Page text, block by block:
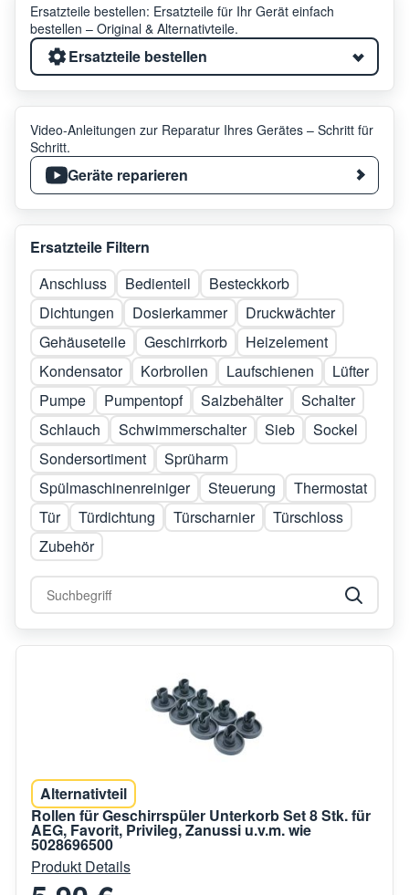
Ersatzteile bestellen: Ersatzteile für Ihr Gerät einfach
bestellen – Original & Alternativteile.
Ersatzteile bestellen
Video-Anleitungen zur Reparatur Ihres Gerätes – Schritt für
Schritt.
Geräte reparieren
Ersatzteile Filtern
Anschluss
Bedienteil
Besteckkorb
Dichtungen
Dosierkammer
Druckwächter
Gehäuseteile
Geschirrkorb
Heizelement
Kondensator
Korbrollen Laufschienen
Lüfter
Pumpe
Pumpentopf Salzbehälter
Schalter
Schlauch
Schwimmerschalter Sieb
Sockel
Sondersortiment
Sprüharm
Spülmaschinenreiniger
Steuerung
Thermostat
Tür
Türdichtung Türscharnier
Türschloss
Zubehör
Alternativteil
Rollen für Geschirrspüler Unterkorb Set 8 Stk. für
AEG, Favorit, Privileg, Zanussi u.v.m. wie
5028696500
Produkt Details